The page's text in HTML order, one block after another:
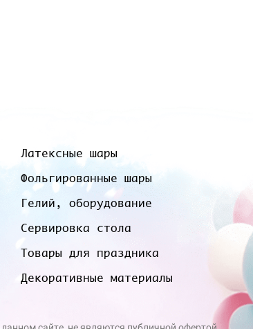
Латексные шары
Фольгированные шары
Гелий, оборудование
Сервировка стола
Товары для праздника
Декоративные материалы